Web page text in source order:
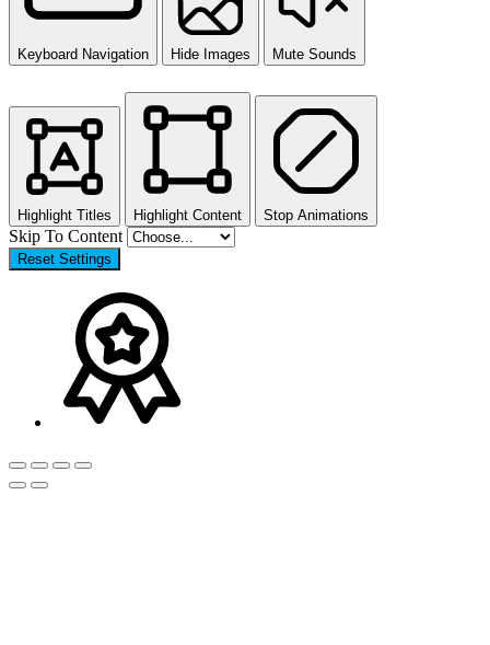
Keyboard Navigation Hide Images Mute Sounds
Highlight Titles Highlight Content Stop Animations
Skip To Content
Reset Settings